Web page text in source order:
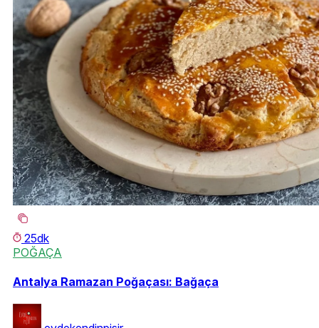
25dk
POĞAÇA
Antalya Ramazan Poğaçası: Bağaça